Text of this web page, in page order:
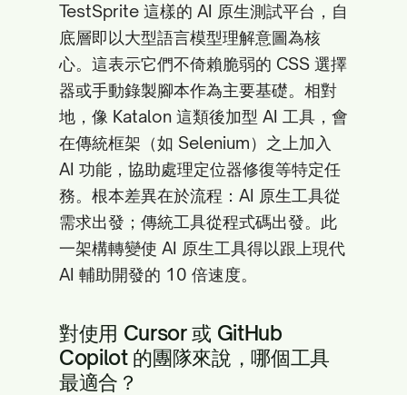
TestSprite 這樣的 AI 原生測試平台，自
底層即以大型語言模型理解意圖為核
心。這表示它們不倚賴脆弱的 CSS 選擇
器或手動錄製腳本作為主要基礎。相對
地，像 Katalon 這類後加型 AI 工具，會
在傳統框架（如 Selenium）之上加入
AI 功能，協助處理定位器修復等特定任
務。根本差異在於流程：AI 原生工具從
需求出發；傳統工具從程式碼出發。此
一架構轉變使 AI 原生工具得以跟上現代
AI 輔助開發的 10 倍速度。
對使用 Cursor 或 GitHub
Copilot 的團隊來說，哪個工具
最適合？